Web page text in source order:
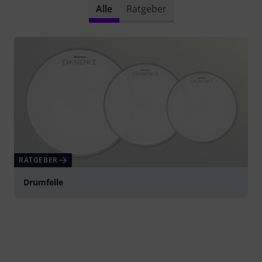
Alle Ratgeber
RATGEBER
Drumfelle